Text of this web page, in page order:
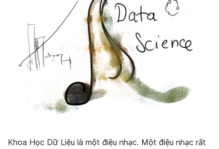
Khoa Học Dữ Liệu là một điệu nhạc. Một điệu nhạc rất